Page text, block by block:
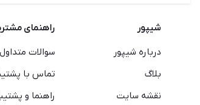
مطمئن انجام دهید.
شیپور
درباره شیپور
بلاگ
نقشه سایت
راهنمای
سوالات متداول
تماس با
راهنما و